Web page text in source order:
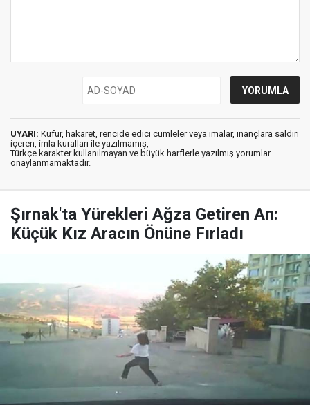
UYARI: Küfür, hakaret, rencide edici cümleler veya imalar, inançlara saldırı
içeren, imla kuralları ile yazılmamış,
Türkçe karakter kullanılmayan ve büyük harflerle yazılmış yorumlar
onaylanmamaktadır.
Şırnak'ta Yürekleri Ağza Getiren An:
Küçük Kız Aracın Önüne Fırladı